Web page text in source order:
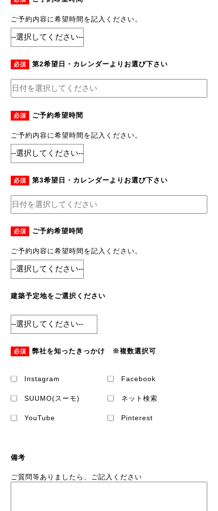
ご予約内容に希望時間を記入ください。
必須 第2希望日・カレンダーよりお選び下さい
必須 ご予約希望時間
ご予約内容に希望時間を記入ください。
必須 第3希望日・カレンダーよりお選び下さい
必須 ご予約希望時間
ご予約内容に希望時間を記入ください。
建築予定地をご選択ください
必須 弊社を知ったきっかけ ※複数選択可
Instagram Facebook
SUUMO(スーモ) ネット検索
YouTube Pinterest
備考
ご質問等ありましたら、ご記入ください